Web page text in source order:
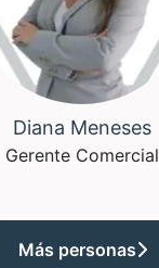
Diana Meneses
Gerente Comercial
Más personas